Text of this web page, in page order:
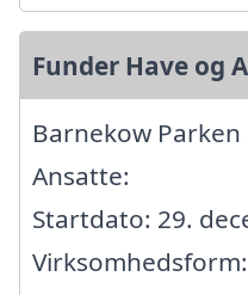
Funder Have og
Barnekow Parken
Ansatte:
Startdato: 29.